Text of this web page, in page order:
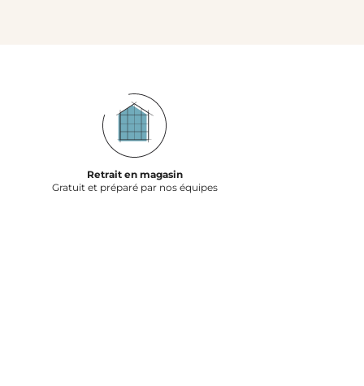
Retrait en magasin
Gratuit et préparé par nos équipes